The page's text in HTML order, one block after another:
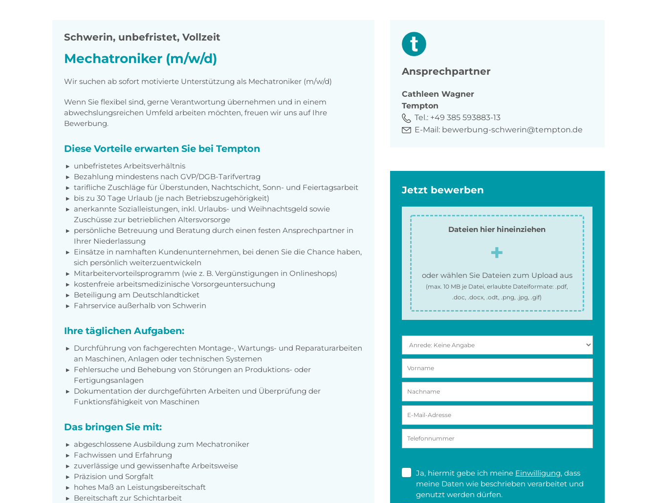
Schwerin, unbefristet, Vollzeit
Mechatroniker (m/w/d)
Wir suchen ab sofort motivierte Unterstützung als Mechatroniker (m/w/d)
Wenn Sie flexibel sind, gerne Verantwortung übernehmen und in einem
abwechslungsreichen Umfeld arbeiten möchten, freuen wir uns auf Ihre
Bewerbung.
Diese Vorteile erwarten Sie bei Tempton
unbefristetes Arbeitsverhältnis
Bezahlung mindestens nach GVP/DGB-Tarifvertrag
tarifliche Zuschläge für Überstunden, Nachtschicht, Sonn- und Feiertagsarbeit
bis zu 30 Tage Urlaub (je nach Betriebszugehörigkeit)
anerkannte Sozialleistungen, inkl. Urlaubs- und Weihnachtsgeld sowie
Zuschüsse zur betrieblichen Altersvorsorge
persönliche Betreuung und Beratung durch einen festen Ansprechpartner in
Ihrer Niederlassung
Einsätze in namhaften Kundenunternehmen, bei denen Sie die Chance haben,
sich persönlich weiterzuentwickeln
Mitarbeitervorteilsprogramm (wie z. B. Vergünstigungen in Onlineshops)
kostenfreie arbeitsmedizinische Vorsorgeuntersuchung
Beteiligung am Deutschlandticket
Fahrservice außerhalb von Schwerin
Ihre täglichen Aufgaben:
Durchführung von fachgerechten Montage-, Wartungs- und Reparaturarbeiten
an Maschinen, Anlagen oder technischen Systemen
Fehlersuche und Behebung von Störungen an Produktions- oder
Fertigungsanlagen
Dokumentation der durchgeführten Arbeiten und Überprüfung der
Funktionsfähigkeit von Maschinen
Das bringen Sie mit:
abgeschlossene Ausbildung zum Mechatroniker
Fachwissen und Erfahrung
zuverlässige und gewissenhafte Arbeitsweise
Präzision und Sorgfalt
hohes Maß an Leistungsbereitschaft
Bereitschaft zur Schichtarbeit
Ansprechpartner
Cathleen Wagner
Tempton
Tel.: +49 385 593883-13
E-Mail: bewerbung-schwerin@tempton.de
Jetzt bewerben
Dateien hier hineinziehen
oder wählen Sie Dateien zum Upload aus
(max.10 MB je Datei, erlaubte Dateiformate:.pdf,
.doc, .docx, .odt, .png, .jpg, .gif)
Ja, hiermit gebe ich meine Einwilligung, dass
meine Daten wie beschrieben verarbeitet und
genutzt werden dürfen.